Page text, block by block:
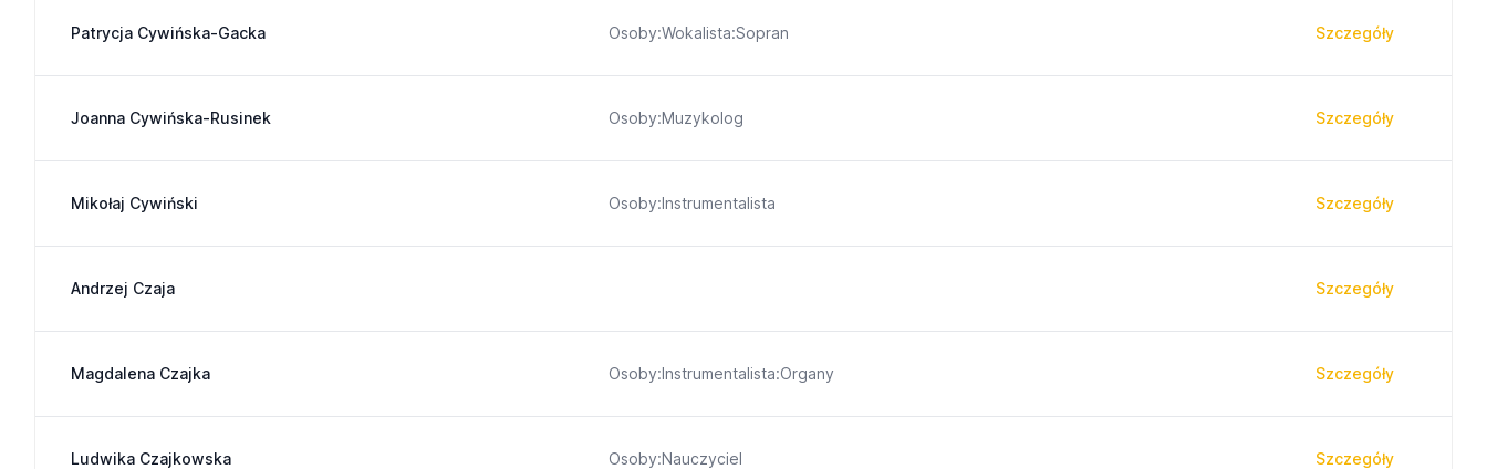
Patrycja Cywińska-Gacka Osoby:Wokalista:Sopran Szczegóły
Joanna Cywińska-Rusinek Osoby:Muzykolog Szczegóły
Mikołaj Cywiński Osoby:Instrumentalista Szczegóły
Andrzej Czaja Szczegóły
Magdalena Czajka Osoby:Instrumentalista:Organy Szczegóły
Ludwika Czajkowska Osoby:Nauczyciel Szczegóły